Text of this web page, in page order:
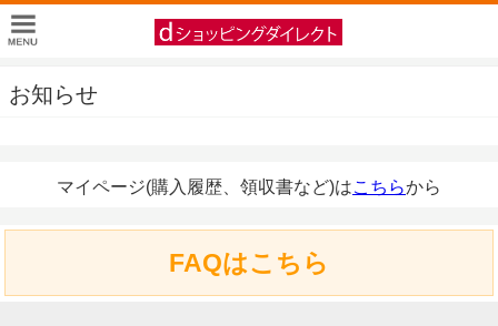
お知らせ
マイページ(購入履歴、領収書など)はこちらから
FAQはこちら